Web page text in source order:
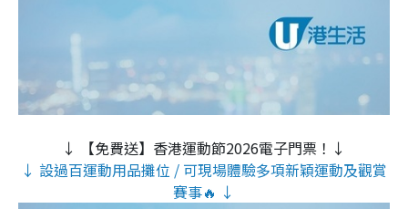
↓ 【免費送】香港運動節2026電子門票！↓
↓ 設過百運動用品攤位 / 可現場體驗多項新穎運動及觀賞
賽事🔥 ↓